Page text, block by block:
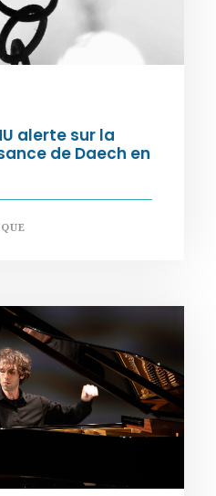
alerte sur la
de Daech en